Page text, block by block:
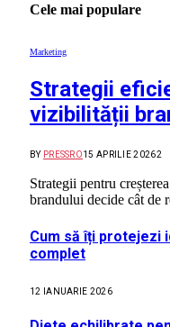
Cele mai populare
Marketing
Strategii
vizibilității
BY PRESSRO15 APRILIE 20262
Strategii pentru
brandului decide cât de
Cum să îți protejezi
complet
12 IANUARIE 2026